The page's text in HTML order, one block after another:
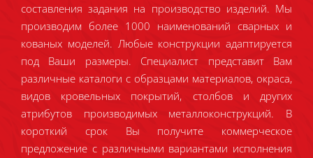
составления задания на производство изделий. Мы
производим более 1000 наименований сварных и
кованых моделей. Любые конструкции адаптируется
под Ваши размеры. Специалист представит Вам
различные каталоги с образцами материалов, окраса,
видов кровельных покрытий, столбов и других
атрибутов производимых металлоконструкций. В
короткий срок Вы получите коммерческое
предложение с различными вариантами исполнения